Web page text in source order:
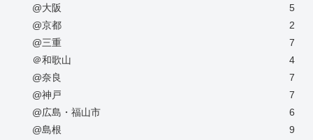
@大阪
5
@京都
2
@三重
7
＠和歌山
4
@奈良
7
@神戸
7
@広島・福山市
6
@島根
9